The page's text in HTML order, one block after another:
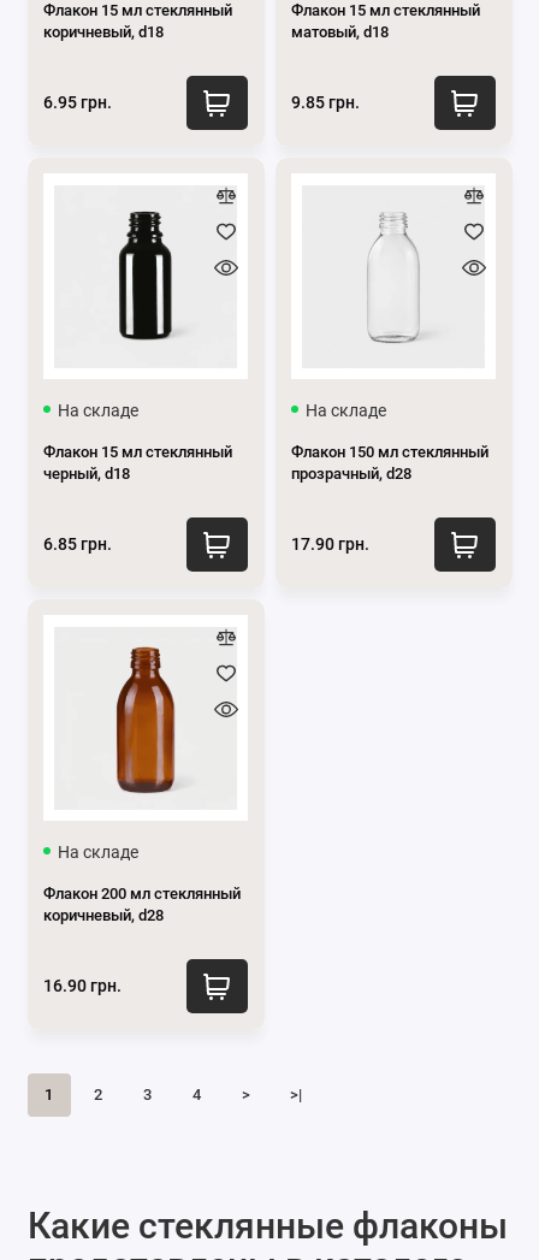
Флакон 15 мл стеклянный
коричневый, d18
6.95 грн.
Флакон 15 мл стеклянный
матовый, d18
9.85 грн.
На складе
Флакон 15 мл стеклянный
черный, d18
6.85 грн.
На складе
Флакон 150 мл стеклянный
прозрачный, d28
17.90 грн.
На складе
Флакон 200 мл стеклянный
коричневый, d28
16.90 грн.
1 2 3 4 > >|
Какие стеклянные флаконы